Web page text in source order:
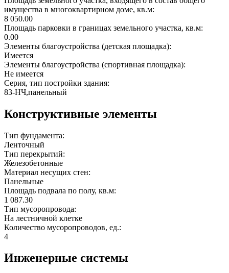
имущества в многоквартирном доме, кв.м:
8 050.00
Площадь парковки в границах земельного участка, кв.м:
0.00
Элементы благоустройства (детская площадка):
Имеется
Элементы благоустройства (спортивная площадка):
Не имеется
Серия, тип постройки здания:
83-НЧ,панельный
Конструктивные элементы
Тип фундамента:
Ленточный
Тип перекрытий:
Железобетонные
Материал несущих стен:
Панельные
Площадь подвала по полу, кв.м:
1 087.30
Тип мусоропровода:
На лестничной клетке
Количество мусоропроводов, ед.:
4
Инженерные системы